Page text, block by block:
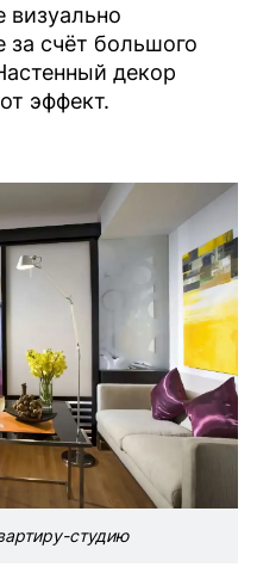
счёт большого
декор
эффект.
студию